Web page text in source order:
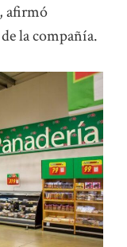
afirmó
la compañía.